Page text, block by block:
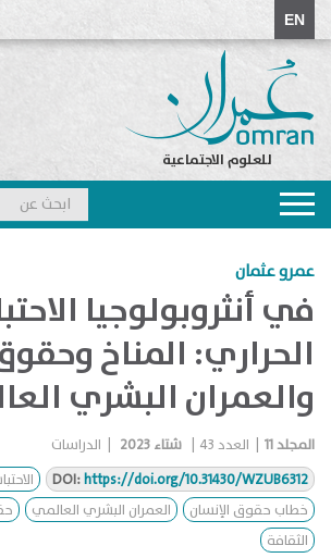
EN
للعلوم الاجتماعية
Toggle
navigation
عمرو عثمان
في أنثروبولوجيا
الحراري: المناخ
والعمران البشري
المجلد11 العدد43 شتاء 2023
الدراسات
DOI:https://doi.org/10.31430/WZUB6312
خطاب حقوق الإنسان
العمران البشري العالمي
الثقافة